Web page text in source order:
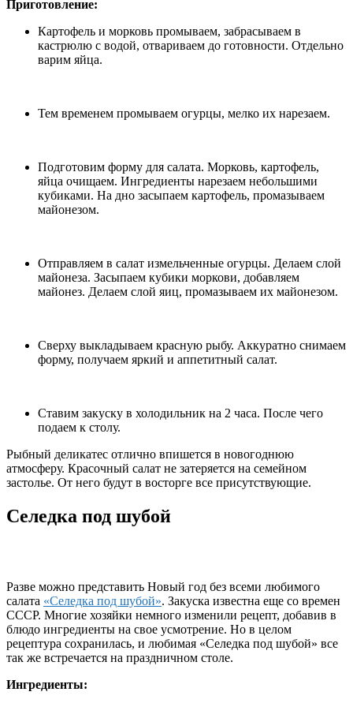
Приготовление:
Картофель и морковь промываем, забрасываем в
кастрюлю с водой, отвариваем до готовности. Отдельно
варим яйца.
Тем временем промываем огурцы, мелко их нарезаем.
Подготовим форму для салата. Морковь, картофель,
яйца очищаем. Ингредиенты нарезаем небольшими
кубиками. На дно засыпаем картофель, промазываем
майонезом.
Отправляем в салат измельченные огурцы. Делаем слой
майонеза. Засыпаем кубики моркови, добавляем
майонез. Делаем слой яиц, промазываем их майонезом.
Сверху выкладываем красную рыбу. Аккуратно снимаем
форму, получаем яркий и аппетитный салат.
Ставим закуску в холодильник на 2 часа. После чего
подаем к столу.
Рыбный деликатес отлично впишется в новогоднюю
атмосферу. Красочный салат не затеряется на семейном
застолье. От него будут в восторге все присутствующие.
Селедка под шубой
Разве можно представить Новый год без всеми любимого
салата «Селедка под шубой». Закуска известна еще со времен
СССР. Многие хозяйки немного изменили рецепт, добавив в
блюдо ингредиенты на свое усмотрение. Но в целом
рецептура сохранилась, и любимая «Селедка под шубой» все
так же встречается на праздничном столе.
Ингредиенты: